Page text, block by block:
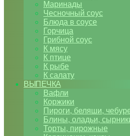
Маринады
Чесночный соус
Блюда в соусе
Горчица
Грибной соус
К мясу
К птице
К рыбе
К салату
ВЫПЕЧКА
Вафли
Коржики
Пироги, беляши,
Блины, оладьи,
Торты, пирожные